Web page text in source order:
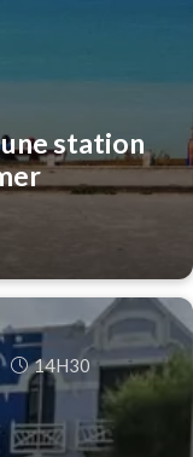
une station
14H30